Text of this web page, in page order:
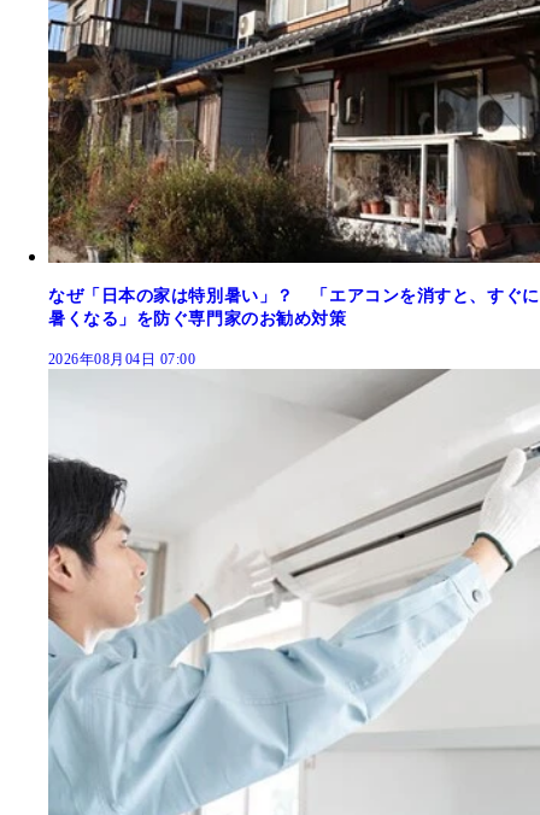
なぜ「日本の家は特別暑い」？ 「エアコンを消すと、すぐに
暑くなる」を防ぐ専門家のお勧め対策
2026年08月04日 07:00